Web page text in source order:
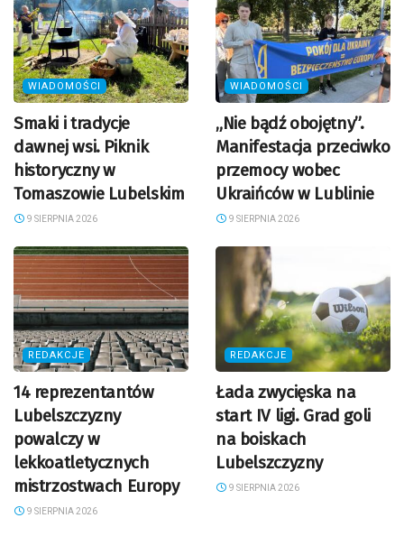
WIADOMOŚCI
Smaki i tradycje
dawnej wsi. Piknik
historyczny w
Tomaszowie Lubelskim
9 SIERPNIA 2026
WIADOMOŚCI
„Nie bądź obojętny”.
Manifestacja przeciwko
przemocy wobec
Ukraińców w Lublinie
9 SIERPNIA 2026
REDAKCJE
14 reprezentantów
Lubelszczyzny
powalczy w
lekkoatletycznych
mistrzostwach Europy
9 SIERPNIA 2026
REDAKCJE
Łada zwycięska na
start IV ligi. Grad goli
na boiskach
Lubelszczyzny
9 SIERPNIA 2026